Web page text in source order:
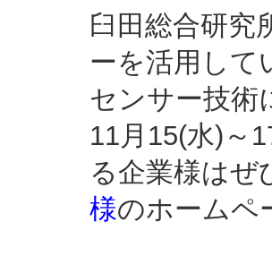
臼田総合研究
ーを活用して
センサー技術
11月15(水)～
る企業様はぜ
様のホームペ